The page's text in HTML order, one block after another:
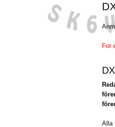
For
Alla